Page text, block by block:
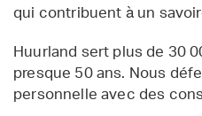
qui contribuent à un
Huurland sert plus de 30
presque 50 ans. Nous
personnelle avec des